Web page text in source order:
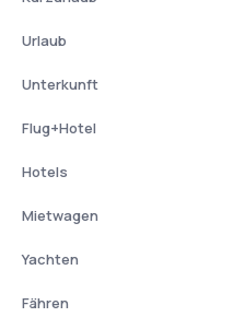
Urlaub
Unterkunft
Flug+Hotel
Hotels
Mietwagen
Yachten
Fähren